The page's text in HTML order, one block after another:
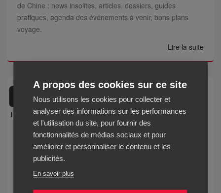
de Chine : news insolites, articles, dossiers, guides
pratiques, agenda des événements à venir, bons plans
voyage.
Lire la suite
Chine informations - Actualité économique
Avec la newsletter Chine informations Actualité
économique, recevez toute l'info business en Chine à partir
A propos des cookies sur ce site
Nous utilisons les cookies pour collecter et
analyser des informations sur les performances
et l'utilisation du site, pour fournir des
fonctionnalités de médias sociaux et pour
améliorer et personnaliser le contenu et les
publicités.
En savoir plus